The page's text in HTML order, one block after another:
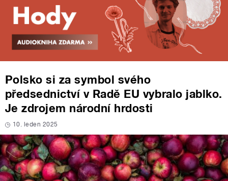
Polsko si za symbol svého
předsednictví v Radě EU vybralo jablko.
Je zdrojem národní hrdosti
10. leden 2025